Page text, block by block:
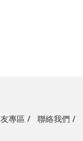
專區
聯絡我們